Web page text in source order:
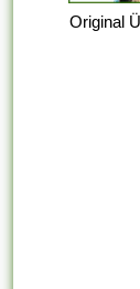
Original